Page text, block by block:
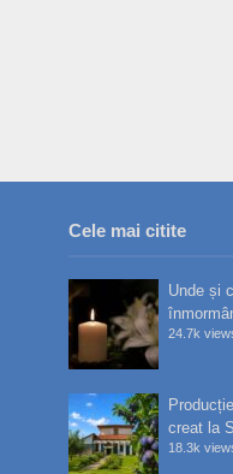
Cele mai citite
Unde și
24.7k
creat la
18.3k